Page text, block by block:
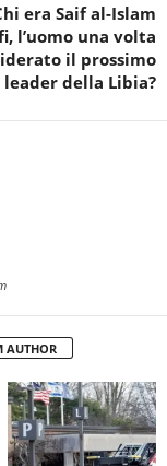
era Saif al-Islam
l’uomo una volta
il prossimo
leader della Libia?
AUTHOR